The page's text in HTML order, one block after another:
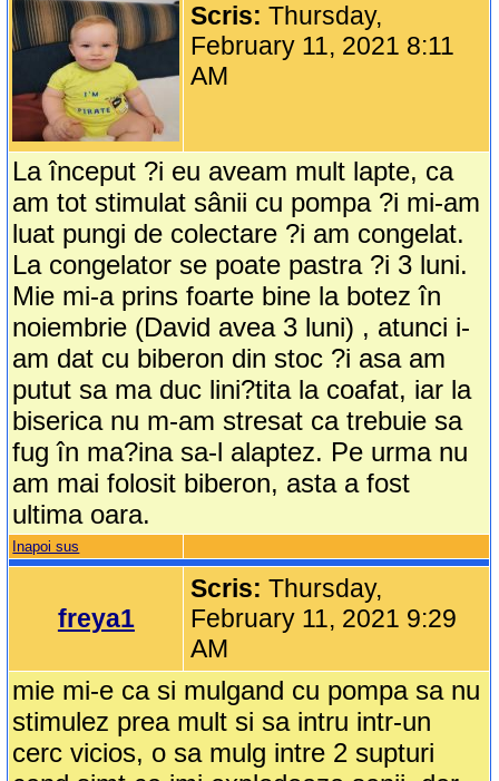
Scris:Thursday,
February 11, 2021 8:11
AM
La început ?i eu aveam mult lapte, ca
am tot stimulat sânii cu pompa ?i mi-am
luat pungi de colectare ?i am congelat.
La congelator se poate pastra ?i 3 luni.
Mie mi-a prins foarte bine la botez în
noiembrie (David avea 3 luni) , atunci i-
am dat cu biberon din stoc ?i asa am
putut sa ma duc lini?tita la coafat, iar la
biserica nu m-am stresat ca trebuie sa
fug în ma?ina sa-l alaptez. Pe urma nu
am mai folosit biberon, asta a fost
ultima oara.
Inapoi sus
freya1
Scris:Thursday,
February 11, 2021 9:29
AM
mie mi-e ca si mulgand cu pompa sa nu
stimulez prea mult si sa intru intr-un
cerc vicios, o sa mulg intre 2 supturi